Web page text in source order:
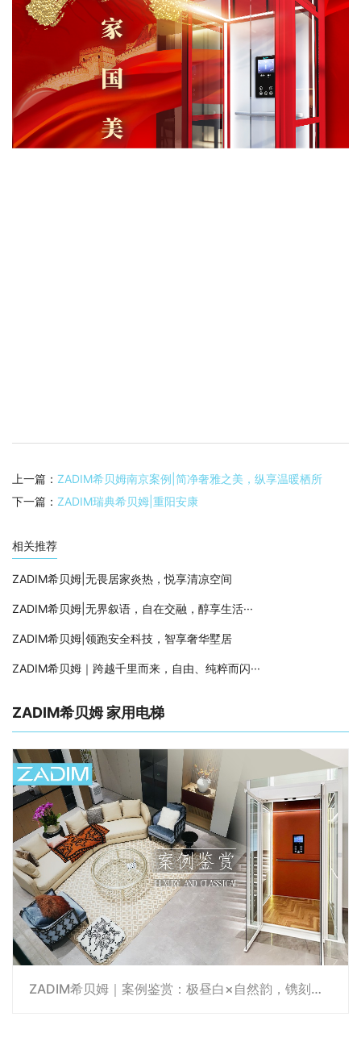
上一篇： ZADIM希贝姆南京案例|简净奢雅之美，纵享温暖栖所
下一篇： ZADIM瑞典希贝姆|重阳安康
相关推荐
ZADIM希贝姆|无畏居家炎热，悦享清凉空间
ZADIM希贝姆|无界叙语，自在交融，醇享生活···
ZADIM希贝姆|领跑安全科技，智享奢华墅居
ZADIM希贝姆｜跨越千里而来，自由、纯粹而闪···
ZADIM希贝姆 家用电梯
ZADIM希贝姆｜案例鉴赏：极昼白×自然韵，镌刻优雅时光